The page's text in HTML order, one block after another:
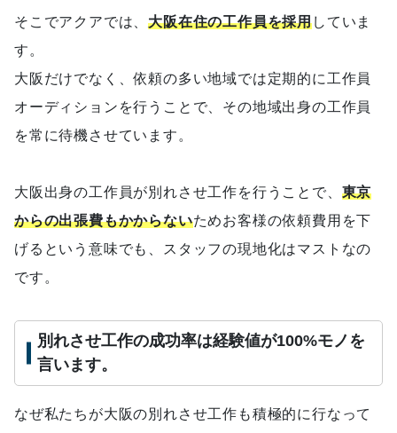
そこでアクアでは、大阪在住の工作員を採用していま
す。
大阪だけでなく、依頼の多い地域では定期的に工作員
オーディションを行うことで、その地域出身の工作員
を常に待機させています。
大阪出身の工作員が別れさせ工作を行うことで、 東京
からの出張費もかからないためお客様の依頼費用を下
げるという意味でも、スタッフの現地化はマストなの
です。
別れさせ工作の成功率は経験値が100%モノを
言います。
なぜ私たちが大阪の別れさせ工作も積極的に行なって